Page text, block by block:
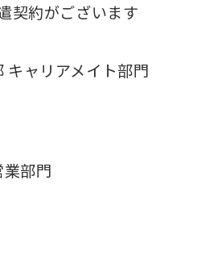
契約がございます
キャリアメイト部門
部門